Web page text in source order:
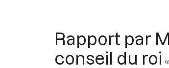
Rapport par
conseil du roi